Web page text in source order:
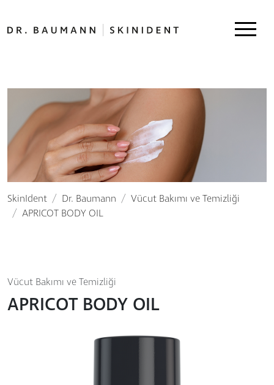
SkinIdent Dr. Baumann
Vücut Bakımı ve Temizliği
APRICOT BODY OIL
Vücut Bakımı ve Temizliği
APRICOT BODY OIL